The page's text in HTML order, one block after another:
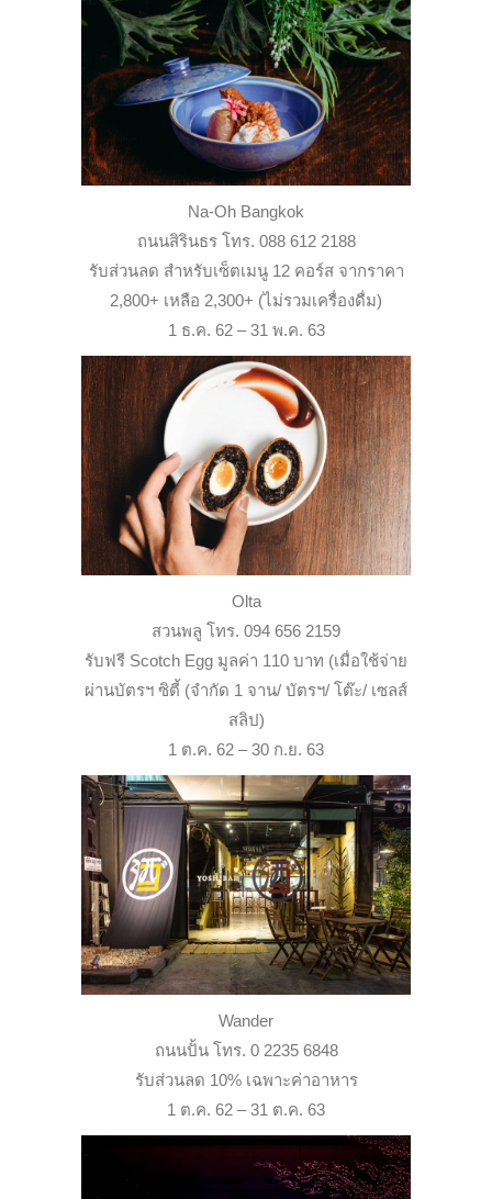
Na-Oh Bangkok
ถนนสิรินธร โทร. 088 612 2188
รับส่วนลด สำหรับเซ็ตเมนู 12 คอร์ส จากราคา
2,800+ เหลือ 2,300+ (ไม่รวมเครื่องดื่ม)
1 ธ.ค. 62 – 31 พ.ค. 63
Olta
สวนพลู โทร. 094 656 2159
รับฟรี Scotch Egg มูลค่า 110 บาท (เมื่อใช้จ่าย
ผ่านบัตรฯ ซิตี้ (จำกัด 1 จาน/ บัตรฯ/ โต๊ะ/ เซลส์
สลิป)
1 ต.ค. 62 – 30 ก.ย. 63
Wander
ถนนปั้น โทร. 0 2235 6848
รับส่วนลด 10% เฉพาะค่าอาหาร
1 ต.ค. 62 – 31 ต.ค. 63